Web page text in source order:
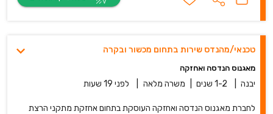
טכנאי/מהנדס שירות בתחום מכשור ובקרה
מאגנוס הנדסה ואחזקה
יבנה 1-2 שנים משרה מלאה לפני 19 שעות
לחברת מאגנוס הנדסה ואחזקה העוסקת בתחום אחזקת מתקני הרצת